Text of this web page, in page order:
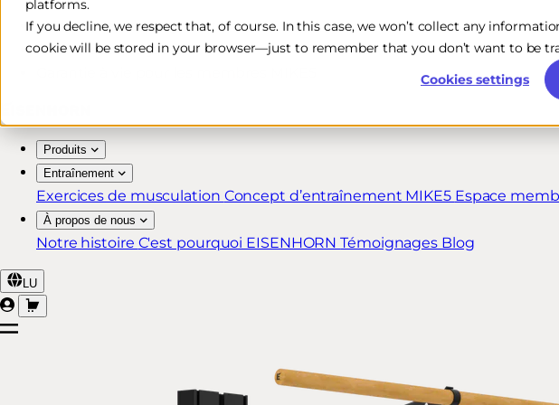
platforms.
If you decline, we respect that, of course. In this case, we won’t collect any
cookie will be stored in your browser—just to remember that you don’t want to be
Cookies settings
Livraison rapide et gratuite*
Retour sous 30 jours
Produits
Entraînement
Exercices de musculation Concept d’entraînement MIKE5 Espace
À propos de nous
Notre histoire C'est pourquoi EISENHORNTémoignages Blog
LU